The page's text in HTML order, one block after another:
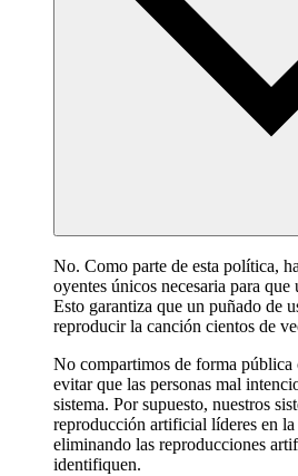
No. Como parte de esta política,
oyentes únicos necesaria para
Esto garantiza que un puñado de
reproducir la canción cientos de
No compartimos de forma pública
evitar que las personas mal
sistema. Por supuesto, nuestros
reproducción artificial líderes en
eliminando las reproducciones
identifiquen.